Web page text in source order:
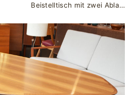
Beistelltisch mit zwei Ablagen